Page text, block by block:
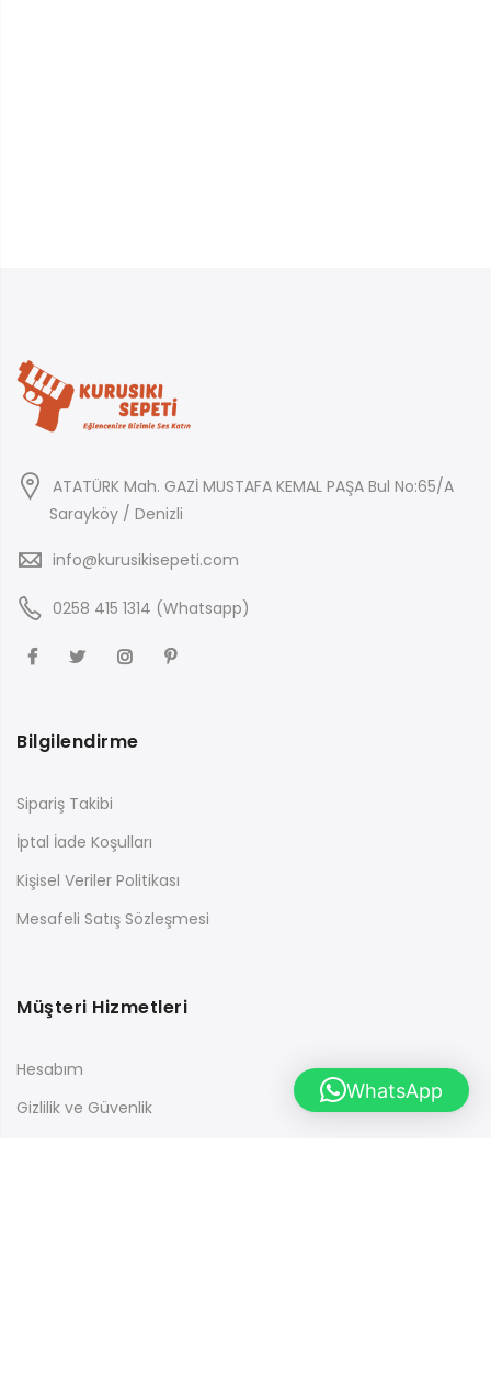
ATATÜRK Mah. GAZİ MUSTAFA KEMAL PAŞA Bul No:65/A
Sarayköy / Denizli
info@kurusikisepeti.com
0258 415 1314 (Whatsapp)
Bilgilendirme
Sipariş Takibi
İptal İade Koşulları
Kişisel Veriler Politikası
Mesafeli Satış Sözleşmesi
Müşteri Hizmetleri
Hesabım
Gizlilik ve Güvenlik
WhatsApp